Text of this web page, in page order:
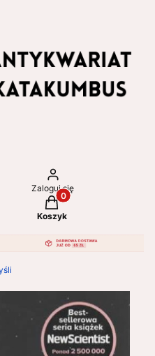
Zaloguj się
Produkty w koszyku:
Koszyk